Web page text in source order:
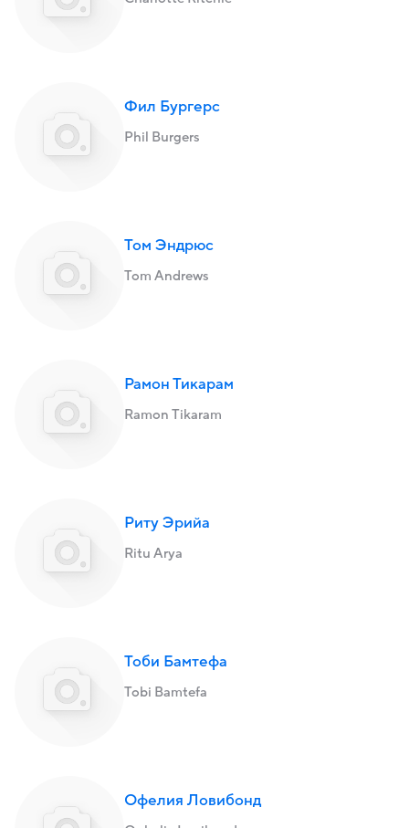
Фил Бургерс
Phil Burgers
Том Эндрюс
Tom Andrews
Рамон Тикарам
Ramon Tikaram
Риту Эрийа
Ritu Arya
Тоби Бамтефа
Tobi Bamtefa
Офелия Ловибонд